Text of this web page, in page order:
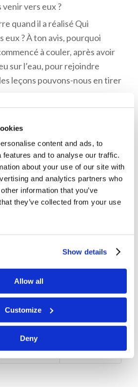
content and ads, to
features and to analyse our traffic.
about your use of our site with
and analytics partners who
information that you’ve
they’ve collected from your use
Show details
Allow all
Customize
Deny
vers eux ?
quand il a réalisé Qui
eux ? À ton avis, pourquoi
à couler, après avoir
sur l’eau, pour rejoindre
leçons pouvons-nous en tirer
Mémorisation :
Matthieu 14:27
“Jésus leur dit aussitôt :
Rassurez-vous, c’est moi ;
pour enfants : niveau 1